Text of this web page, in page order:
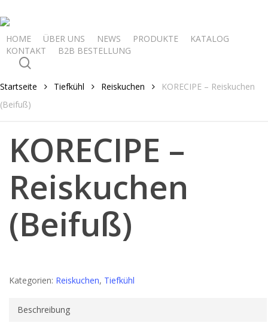
to
main
content
HOME ÜBER UNS NEWS PRODUKTE
KATALOG
KONTAKT
B2B BESTELLUNG
Startseite Tiefkühl Reiskuchen
KORECIPE – Reiskuchen
(Beifuß)
KORECIPE –
Reiskuchen
(Beifuß)
Kategorien: Reiskuchen, Tiefkühl
Beschreibung